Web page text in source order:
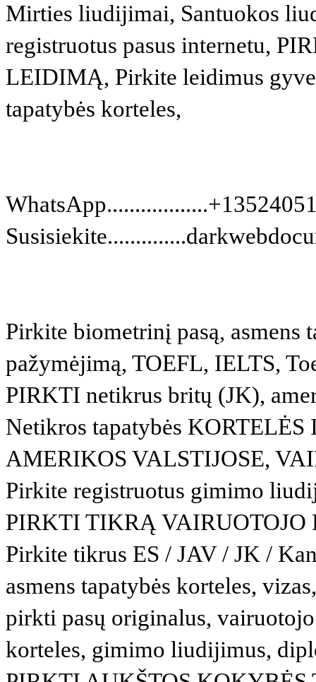
Mirties liudijimai, Santuokos
registruotus pasus internetu,
LEIDIMĄ, Pirkite leidimus
tapatybės korteles,
Pirkite biometrinį pasą, asmens
pažymėjimą, TOEFL, IELTS,
PIRKTI netikrus britų (JK),
Netikros tapatybės
AMERIKOS VALSTIJOSE,
Pirkite registruotus gimimo
PIRKTI TIKRĄ VAIRUOTOJO
Pirkite tikrus ES / JAV / JK /
asmens tapatybės korteles,
pirkti pasų originalus,
korteles, gimimo liudijimus,